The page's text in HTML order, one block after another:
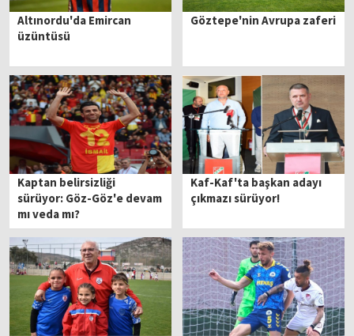
Altınordu'da Emircan
üzüntüsü
Göztepe'nin Avrupa zaferi
Kaptan belirsizliği
sürüyor: Göz-Göz'e devam
mı veda mı?
Kaf-Kaf'ta başkan adayı
çıkmazı sürüyor!